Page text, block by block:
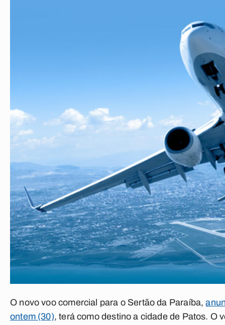
O novo voo comercial para o Sertão da Paraíba,
ontem (30), terá como destino a cidade de Patos. O